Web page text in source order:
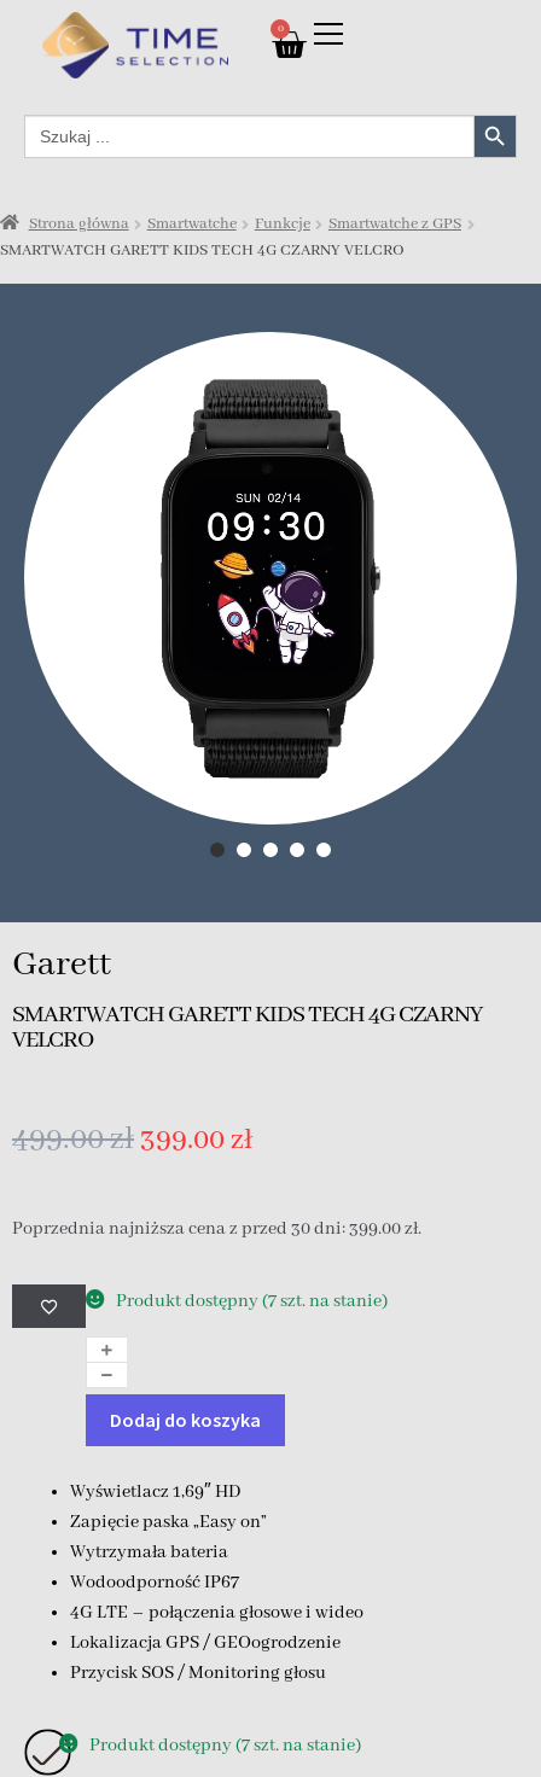
0
Search
for:
Search Button
Strona główna Smartwatche Funkcje
Smartwatche z GPS
SMARTWATCH GARETT KIDS TECH 4G CZARNY VELCRO
Garett
SMARTWATCH GARETT KIDS TECH 4G CZARNY
VELCRO
499.00zł399.00zł
Poprzednia najniższa cena z przed 30 dni:399.00zł.
Produkt dostępny (7 szt. na stanie)
Dodaj do koszyka
Wyświetlacz 1,69″ HD
Zapięcie paska „Easy on”
Wytrzymała bateria
Wodoodporność IP67
4G LTE – połączenia głosowe i wideo
Lokalizacja GPS / GEOogrodzenie
Przycisk SOS / Monitoring głosu
Produkt dostępny (7 szt. na stanie)